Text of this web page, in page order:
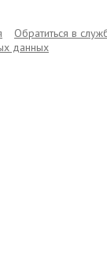
Обратиться в
данных